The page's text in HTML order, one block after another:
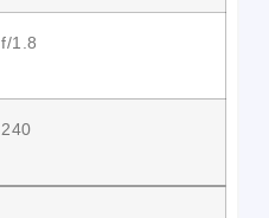
f/1.8
240